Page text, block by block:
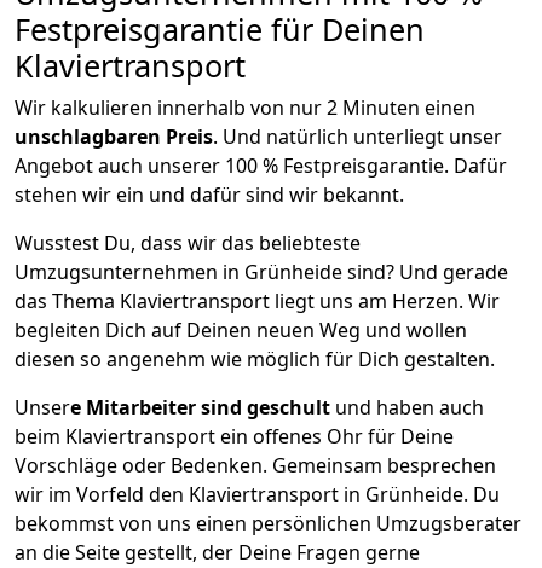
Festpreisgarantie für Deinen
Klaviertransport
Wir kalkulieren innerhalb von nur 2 Minuten einen
unschlagbaren Preis. Und natürlich unterliegt unser
Angebot auch unserer 100 % Festpreisgarantie. Dafür
stehen wir ein und dafür sind wir bekannt.
Wusstest Du, dass wir das beliebteste
Umzugsunternehmen in Grünheide sind? Und gerade
das Thema Klaviertransport liegt uns am Herzen. Wir
begleiten Dich auf Deinen neuen Weg und wollen
diesen so angenehm wie möglich für Dich gestalten.
Unsere Mitarbeiter sind geschult und haben auch
beim Klaviertransport ein offenes Ohr für Deine
Vorschläge oder Bedenken. Gemeinsam besprechen
wir im Vorfeld den Klaviertransport in Grünheide. Du
bekommst von uns einen persönlichen Umzugsberater
an die Seite gestellt, der Deine Fragen gerne